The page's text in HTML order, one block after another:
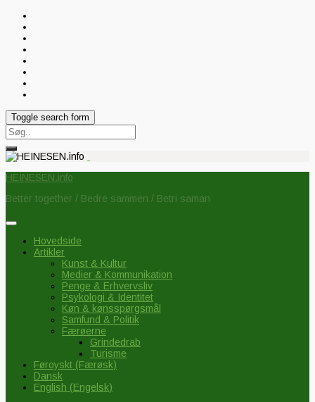
Toggle search form
Search
for:
HEINESEN.info
Better together / Bedre sammen / Betri saman
Hovedside
Artikler
Kunst & Kultur
Medier & Kommunikation
Penge & Erhvervsliv
Psykologi & Identitet
Køn & kønsspørgsmål
Samfund & Politik
Færøerne
Grindedrab
Turisme
Føroyskt (Færøsk)
Dansk
English (Engelsk)